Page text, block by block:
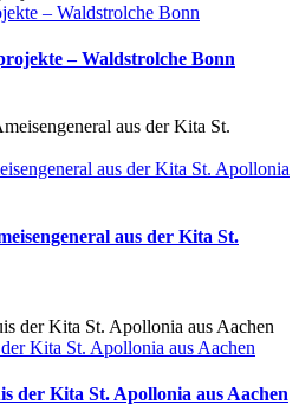
– Waldstrolche Bonn
– Waldstrolche Bonn
aus der Kita St. Apollonia
aus der Kita St.
Kita St. Apollonia aus Aachen
der Kita St. Apollonia aus Aachen